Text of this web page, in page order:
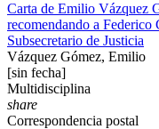
Carta de Emilio Vázquez
recomendando a Federico
Subsecretario de Justicia
Vázquez Gómez, Emilio
[sin fecha]
Multidisciplina
share
Correspondencia postal